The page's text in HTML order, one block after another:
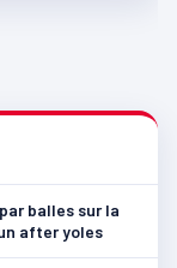
balles sur la
after yoles